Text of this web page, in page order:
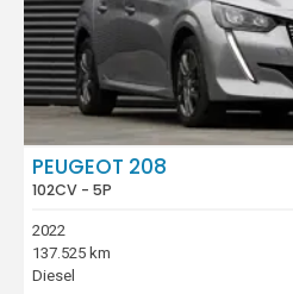
PEUGEOT 208
102CV - 5P
2022
137.525 km
Diesel